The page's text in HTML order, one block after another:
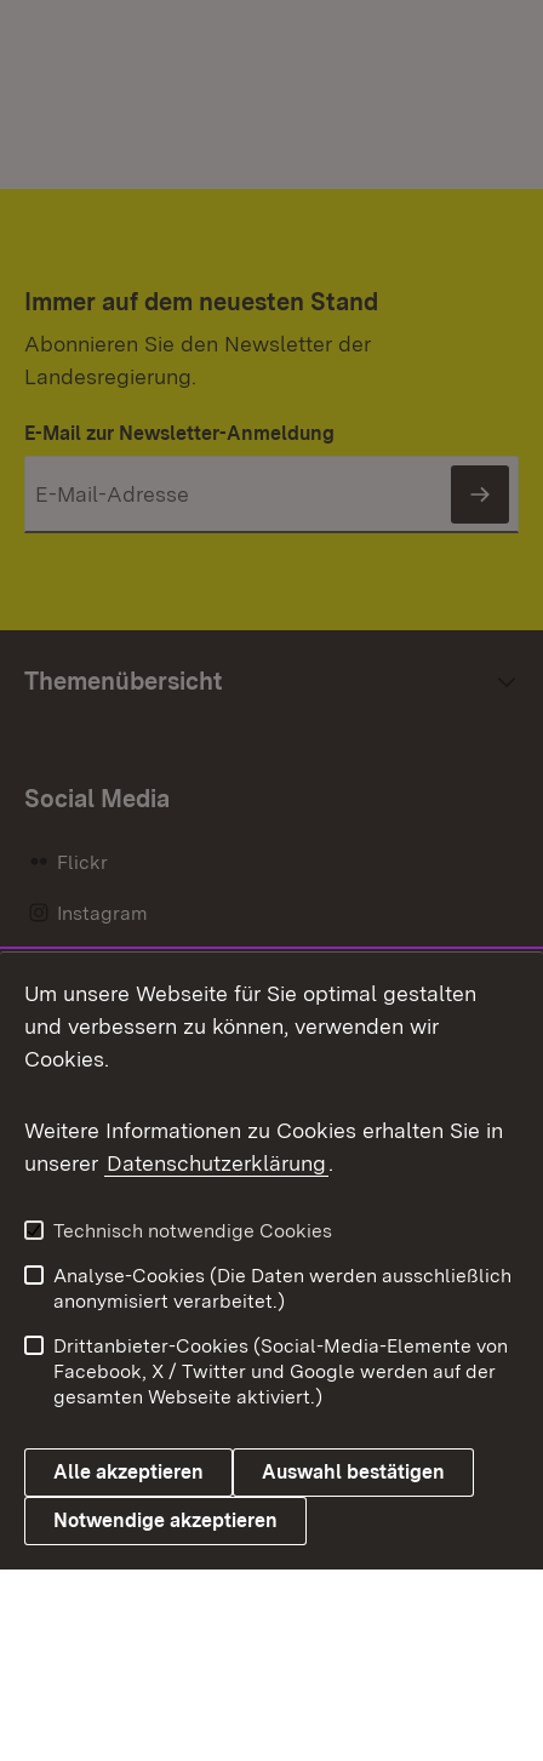
Immer auf dem neuesten Stand
Abonnieren Sie den Newsletter der
Landesregierung.
E-Mail zur Newsletter-Anmeldung
Themenübersicht
Social Media
Flickr
Instagram
Mastodon
Messenger
Social Wall
X / Twitter
Youtube
Link zum Landesportal
Benutzungshinweise
Barrierefreiheit
Datenschutz
Cookies
Um unsere Webseite für Sie optimal gestalten
und verbessern zu können, verwenden wir
Cookies.
Weitere Informationen zu Cookies erhalten Sie in
unserer Datenschutzerklärung.
Technisch notwendige Cookies
Analyse-Cookies (Die Daten werden ausschließlich
anonymisiert verarbeitet.)
Drittanbieter-Cookies (Social-Media-Elemente von
Facebook, X / Twitter und Google werden auf der
gesamten Webseite aktiviert.)
Alle akzeptieren Auswahl bestätigen
Notwendige akzeptieren